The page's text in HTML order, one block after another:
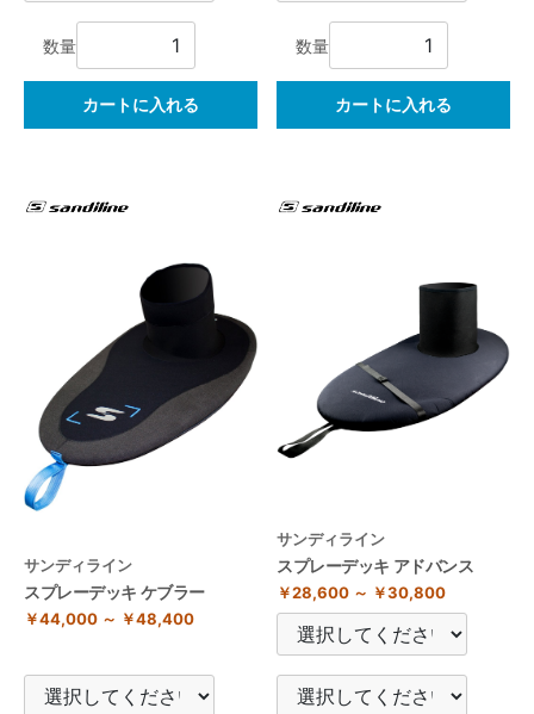
数量
カートに入れる
数量
カートに入れる
サンディライン
スプレーデッキ ケブラー
￥44,000 ～ ￥48,400
サンディライン
スプレーデッキ アドバンス
￥28,600 ～ ￥30,800